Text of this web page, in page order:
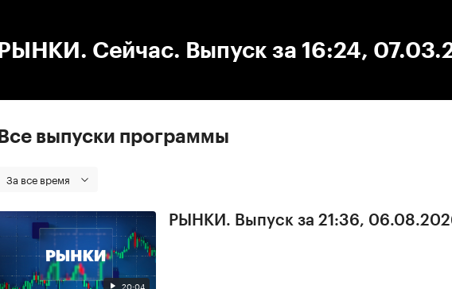
РЫНКИ. Сейчас. Выпуск за 16:24,
Все выпуски программы
За все время
20:04
РЫНКИ. Выпуск за 21:36,